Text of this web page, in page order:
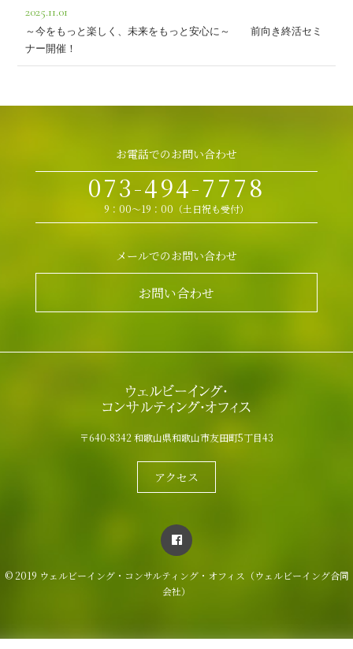
2025.11.01
～今をもっと楽しく、未来をもっと安心に～ 前向き終活セミ
ナー開催！
お電話でのお問い合わせ
073-494-7778
9：00～19：00（土日祝も受付）
メールでのお問い合わせ
お問い合わせ
〒640-8342 和歌山県和歌山市友田町5丁目43
アクセス
© 2019 ウェルビーイング・コンサルティング・オフィス（ウェルビーイング合同
会社）